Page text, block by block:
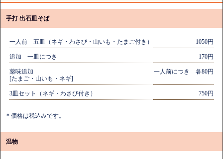
手打 出石皿そば
一人前 五皿（ネギ・わさび・山いも・たまご付き） 1050円
追加 一皿につき 170円
薬味追加
[たまご・山いも・ネギ]
一人前につき 各80円
3皿セット（ネギ・わさび付き） 750円
＊価格は税込みです。
温物